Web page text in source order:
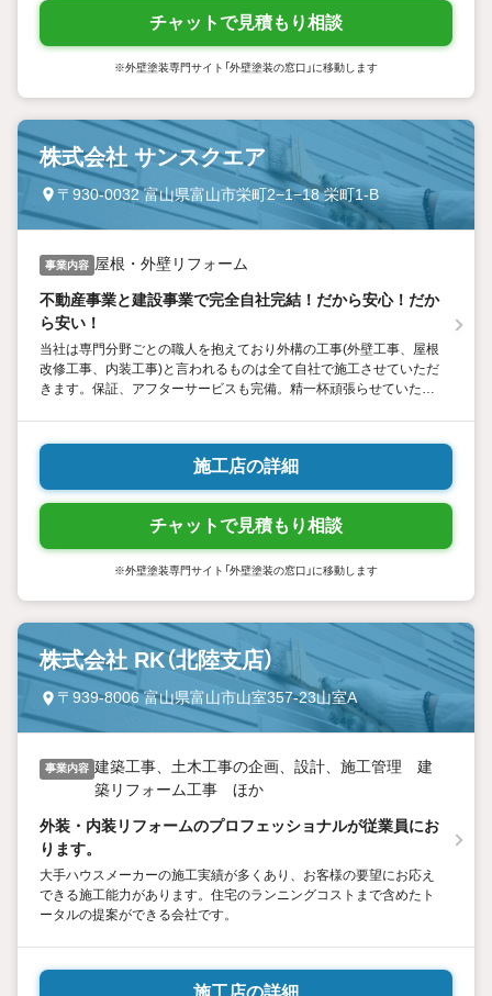
チャットで見積もり相談
※外壁塗装専門サイト「外壁塗装の窓口」に移動します
株式会社 サンスクエア
〒930-0032 富山県富山市栄町2−1−18 栄町1‐B
事業内容 屋根・外壁リフォーム
不動産事業と建設事業で完全自社完結！だから安心！だか
ら安い！
当社は専門分野ごとの職人を抱えており外構の工事(外壁工事、屋根
改修工事、内装工事)と言われるものは全て自社で施工させていただ
きます。保証、アフターサービスも完備。精一杯頑張らせていただ
施工店の詳細
チャットで見積もり相談
※外壁塗装専門サイト「外壁塗装の窓口」に移動します
株式会社 RK（北陸支店）
〒939-8006 富山県富山市山室357-23山室A
事業内容 建築工事、土木工事の企画、設計、施工管理 建
築リフォーム工事 ほか
外装・内装リフォームのプロフェッショナルが従業員にお
ります。
大手ハウスメーカーの施工実績が多くあり、お客様の要望にお応え
できる施工能力があります。住宅のランニングコストまで含めたト
ータルの提案ができる会社です。
施工店の詳細